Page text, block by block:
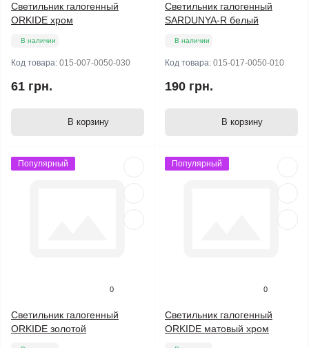
Светильник галогенный
ORKIDE хром
В наличии
Код товара: 015-007-0050-030
61 грн.
В корзину
Светильник галогенный
SARDUNYA-R белый
В наличии
Код товара: 015-017-0050-010
190 грн.
В корзину
Популярный
0
Светильник галогенный
ORKIDE золотой
Популярный
0
Светильник галогенный
ORKIDE матовый хром